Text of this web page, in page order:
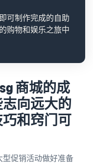
可制作完成的自助
购物和娱乐之旅中
商城的成
向远大的
和窍门可
促销活动做好准备